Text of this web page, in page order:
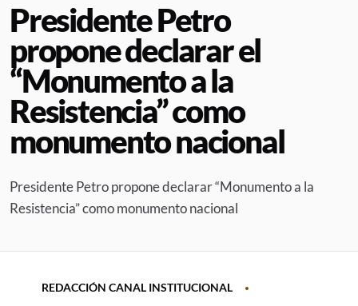
Presidente Petro
propone declarar el
“Monumento a la
Resistencia” como
monumento nacional
Presidente Petro propone declarar “Monumento a la
Resistencia” como monumento nacional
REDACCIÓN CANAL INSTITUCIONAL